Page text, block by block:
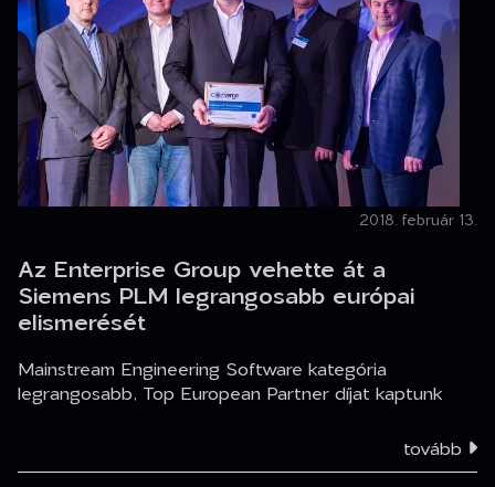
2018. február 13.
Az Enterprise Group vehette át a
Siemens PLM legrangosabb európai
elismerését
Mainstream Engineering Software kategória
legrangosabb, Top European Partner díjat kaptunk
tovább